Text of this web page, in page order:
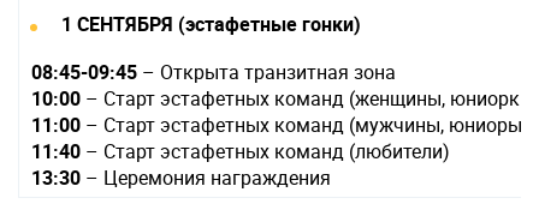
1 СЕНТЯБРЯ (эстафетные гонки)
08:45-09:45 – Открыта транзитная зона
10:00 – Старт эстафетных команд (женщины, юниорки)
11:00 – Старт эстафетных команд (мужчины, юниоры)
11:40 – Старт эстафетных команд (любители)
13:30 – Церемония награждения